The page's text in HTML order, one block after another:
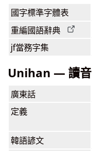
國字標準字體表
重編國語辭典
jf當務字集
Unihan — 讀音
廣東話
定義
韓語諺文